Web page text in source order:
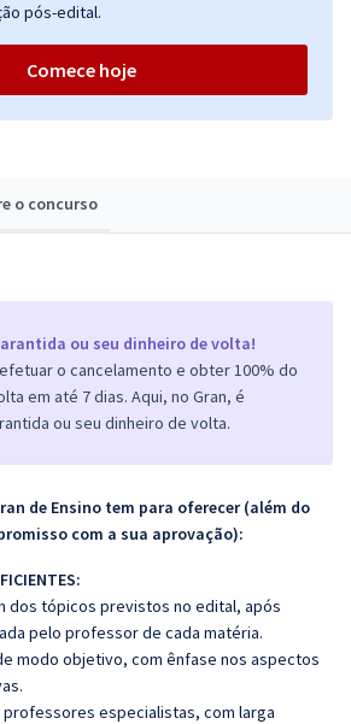
o concurso
ou seu dinheiro de volta!
o cancelamento e obter 100% do
em até 7 dias. Aqui, no Gran, é
ou seu dinheiro de volta.
de Ensino tem para oferecer (além do
com a sua aprovação):
dos tópicos previstos no edital, após
pelo professor de cada matéria.
modo objetivo, com ênfase nos aspectos
professores especialistas, com larga
pós-edital.
Comece hoje